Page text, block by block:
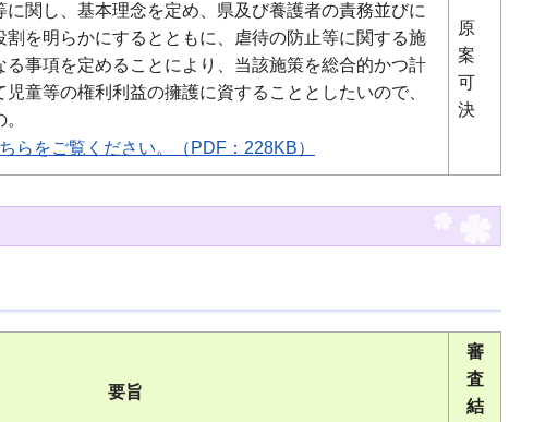
に関し、基本理念を定め、県及び養護者の責務並びに
割を明らかにするとともに、虐待の防止等に関する施
る事項を定めることにより、当該施策を総合的かつ計
童等の権利利益の擁護に資することとしたいので、
らをご覧ください。（PDF：228KB）
原
案
可
決
要旨
審
査
結